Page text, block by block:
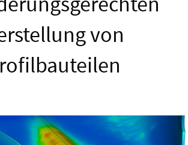
von